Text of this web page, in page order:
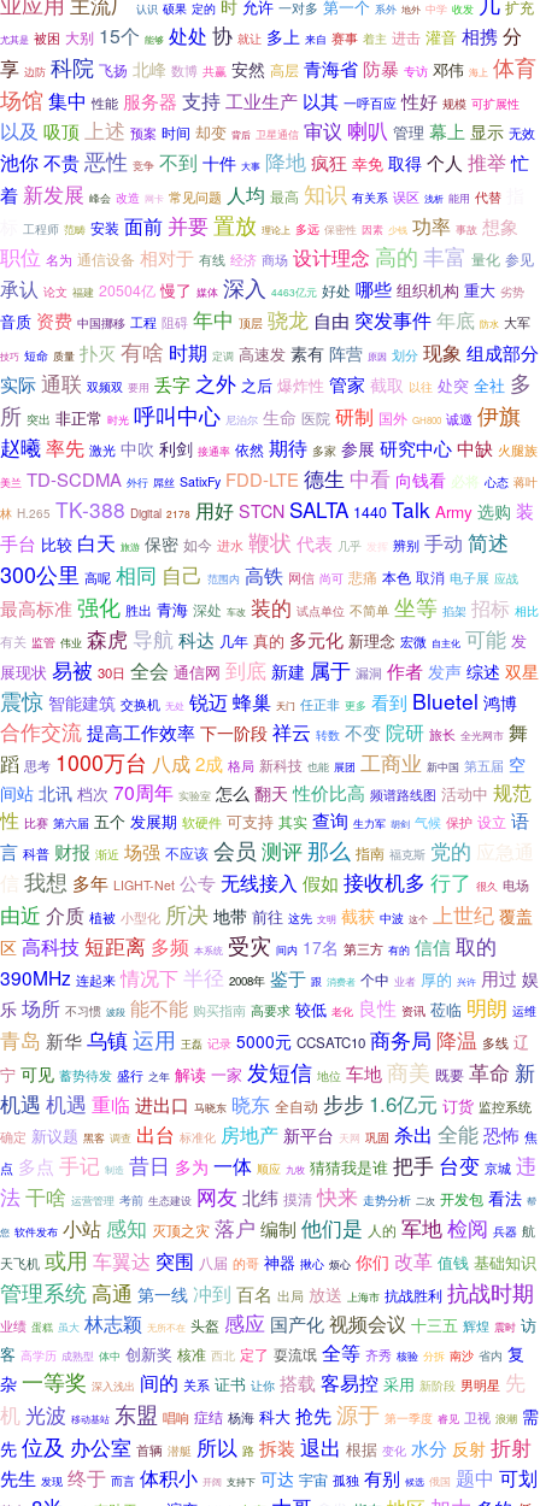
认识 硕果 定的 时 允许 一对多 第一个 系外 地外 中学 收发 扩充
尤其是 被困 大别 15个 能够 处处 协 就让 多上 来自 赛事 着主 进击 灌音 相携分
享 边防 科院 飞扬 北峰 数博 共赢 安然 高层 青海省 防暴 专访 邓伟 海上 体育
场馆 集中 性能 服务器 支持 工业生产 以其 一呼百应 性好 规模 可扩展性
以及 吸顶 上述 预案 时间 却变 背后 卫星通信 审议 喇叭 管理 幕上 显示 无效
池你不贵恶性 竞争 不到 十件 大事 降地疯狂 幸免 取得个人 推举忙
着 新发展 峰会 改造 网卡 常见问题 人均 最高 知识 有关系 误区 浅析 能用 代替
工程师 范畴 安装 面前 并要置放 理论上 多远 保密性 因素 少钱 功率 事故 想象
职位 名为 通信设备 相对于 有线 经济 商场 设计理念 高的 丰富 量化 参见
承认 论文 福建 20504亿 慢了 媒体 深入 4463亿元 好处 哪些 组织机构 重大 劣势
音质 资费 中国挪移 工程 阻碍 年中 顶层 骁龙 自由 突发事件年底 防水 大军
技巧 短命 质量 扑灭 有啥 时期 定调 高速发 素有 阵营 原因 划分 现象 组成部分
实际通联 双频双 要用 丢字 之外 之后 爆炸性 管家 截取 以往 处突 全社 多
所 突出 非正常 时光 呼叫中心 尼泊尔 生命 医院 研制 国外 GH800 诚邀 伊旗
赵曦率先 激光 中吹 利剑 接通率 依然 期待 多家 参展 研究中心中缺 火腿族
美兰 TD-SCDMA 外行 屌丝 SatixFy FDD-LTE 德生 中看 向钱看 必将 心态 蒋叶
林 H.265 TK-388 Digital 2178 用好 STCN SALTA 1440 Talk Army 选购 装
手台 比较 白天 旅游 保密 如今 进水 鞭状 代表 几乎 发挥 辨别 手动 简述
300公里 高呢 相同 自己 范围内 高铁 网信 尚可 悲痛 本色 取消 电子展 应战
最高标准强化 胜出 青海 深处 车改 装的 试点单位 不简单 坐等 掐架 招标 相比
有关 监管 伟业 森虎 导航科达 几年 真的 多元化 新理念 宏微 自主化 可能 发
展现状 易被 30日 全会 通信网 到底 新建 属于 漏洞 作者 发声 综述 双星
震惊 智能建筑 交换机 无处 锐迈蜂巢 天门 任正非 更多 看到 Bluetel 鸿博
合作交流提高工作效率下一阶段祥云 转数 不变院研 旅长 全光网市 舞
蹈 思考 1000万台 八成2成 格局 新科技 也能 展团 工商业 新中国 第五届 空
间站 北讯 档次 70周年 实验室 怎么 翻天 性价比高 频谱路线图 活动中 规范
性 比赛 第六届 五个 发展期 软硬件 可支持 其实 查询 生力军 胡剑 气候 保护 设立 语
言 科普 财报 渐近 场强 不应该 会员 测评那么 指南 福克斯 党的 应急通
信 我想 多年 LIGHT-Net 公专无线接入 假如 接收机多 行了 很久 电场
由近 介质 植被 小型化 所决 地带 前往 这先 文明 截获 中波 这个 上世纪 覆盖
区 高科技短距离 多频 本系统 受灾 间内 17名 第三方 有的 信信取的
390MHz 连起来 情况下半径 2008年 鉴于 跟 消费者 个中 业者 厚的 兴许 用过 娱
乐 场所 不习惯 波段 能不能 购买指南 高要求 较低 老化 良性 资讯 莅临 明朗 运维
青岛 新华乌镇运用 王磊 记录 5000元 CCSATC10 商务局 降温 多线 辽
宁 可见 蓄势待发 盛行 之年 解读 一家 发短信 地位 车地商美 既要 革命 新
机遇 机遇 重临 进出口 马晓东 晓东 全自动 步步 1.6亿元 订货 监控系统
确定 新议题 黑客 调查 出台 标准化 房地产 新平台 天网 巩固 杀出 全能恐怖 焦
点 多点 手记 制造 昔日 多为 一体 顺应 九牧 猜猜我是谁 把手 台变 京城 违
法干啥 运营管理 考前 生态建设 网友 北纬 摸清 快来 走势分析 二次 开发包 看法 帮
您 软件发布 小站 感知 灭顶之灾 落户 编制 他们是 人的 军地检阅 兵器 航
天飞机 或用 车翼达 突围 八届 的哥 神器 揪心 烦心 你们 改革 值钱 基础知识
管理系统高通 第一线 冲到 百名 出局 放送 上海市 抗战胜利 抗战时期
业绩 蛋糕 虽大 林志颖 无所不在 头盔 感应 国产化视频会议 十三五 辉煌 震时 访
客 高学历 成熟型 体中 创新奖 核准 西北 定了 耍流氓 全等 齐秀 核验 分拆 南沙 省内 复
杂一等奖 深入浅出 间的 关系 证书 让你 搭载 客易控 采用 新阶段 男明星 先
机光波 移动基站 东盟 唱响 症结 杨海 科大 抢先源于 第一季度 睿见 卫视 浪潮 需
先 位及 办公室 首辆 潜艇 所以 路 拆装 退出 根据 变化 水分 反射 折射
先生 发现 终于 而言 体积小 开阔 支持下 可达 宇宙 孤独 有别 候选 俄国 题中 可划